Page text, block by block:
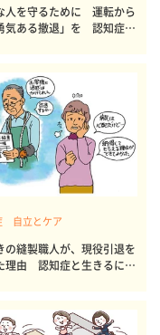
人を守るために 運転から
気ある撤退」を 認知症と
自立とケア
の縫製職人が、現役引退を
理由 認知症と生きるには